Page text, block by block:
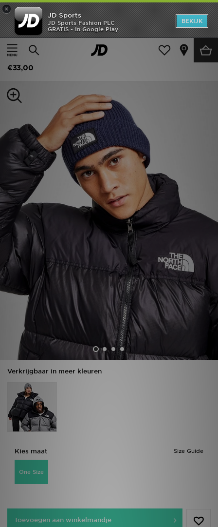
×
JD Sports
JD Sports Fashion PLC
GRATIS - In Google Play
BEKIJK
Thuis
Mannen Herenaccessoires Mutsen
The North Face Logo Box Cuffed beanie​
€33,00
Verkrijgbaar in meer kleuren
Size Guide
Kies maat
One Size
Toevoegen aan winkelmandje
New In
Heren
Collecties
Merken
Voetbal
Sport
OFFERS
Download de app
Winkel Zoeken
Bestelling Traceren
Klantenservice
Vacatures